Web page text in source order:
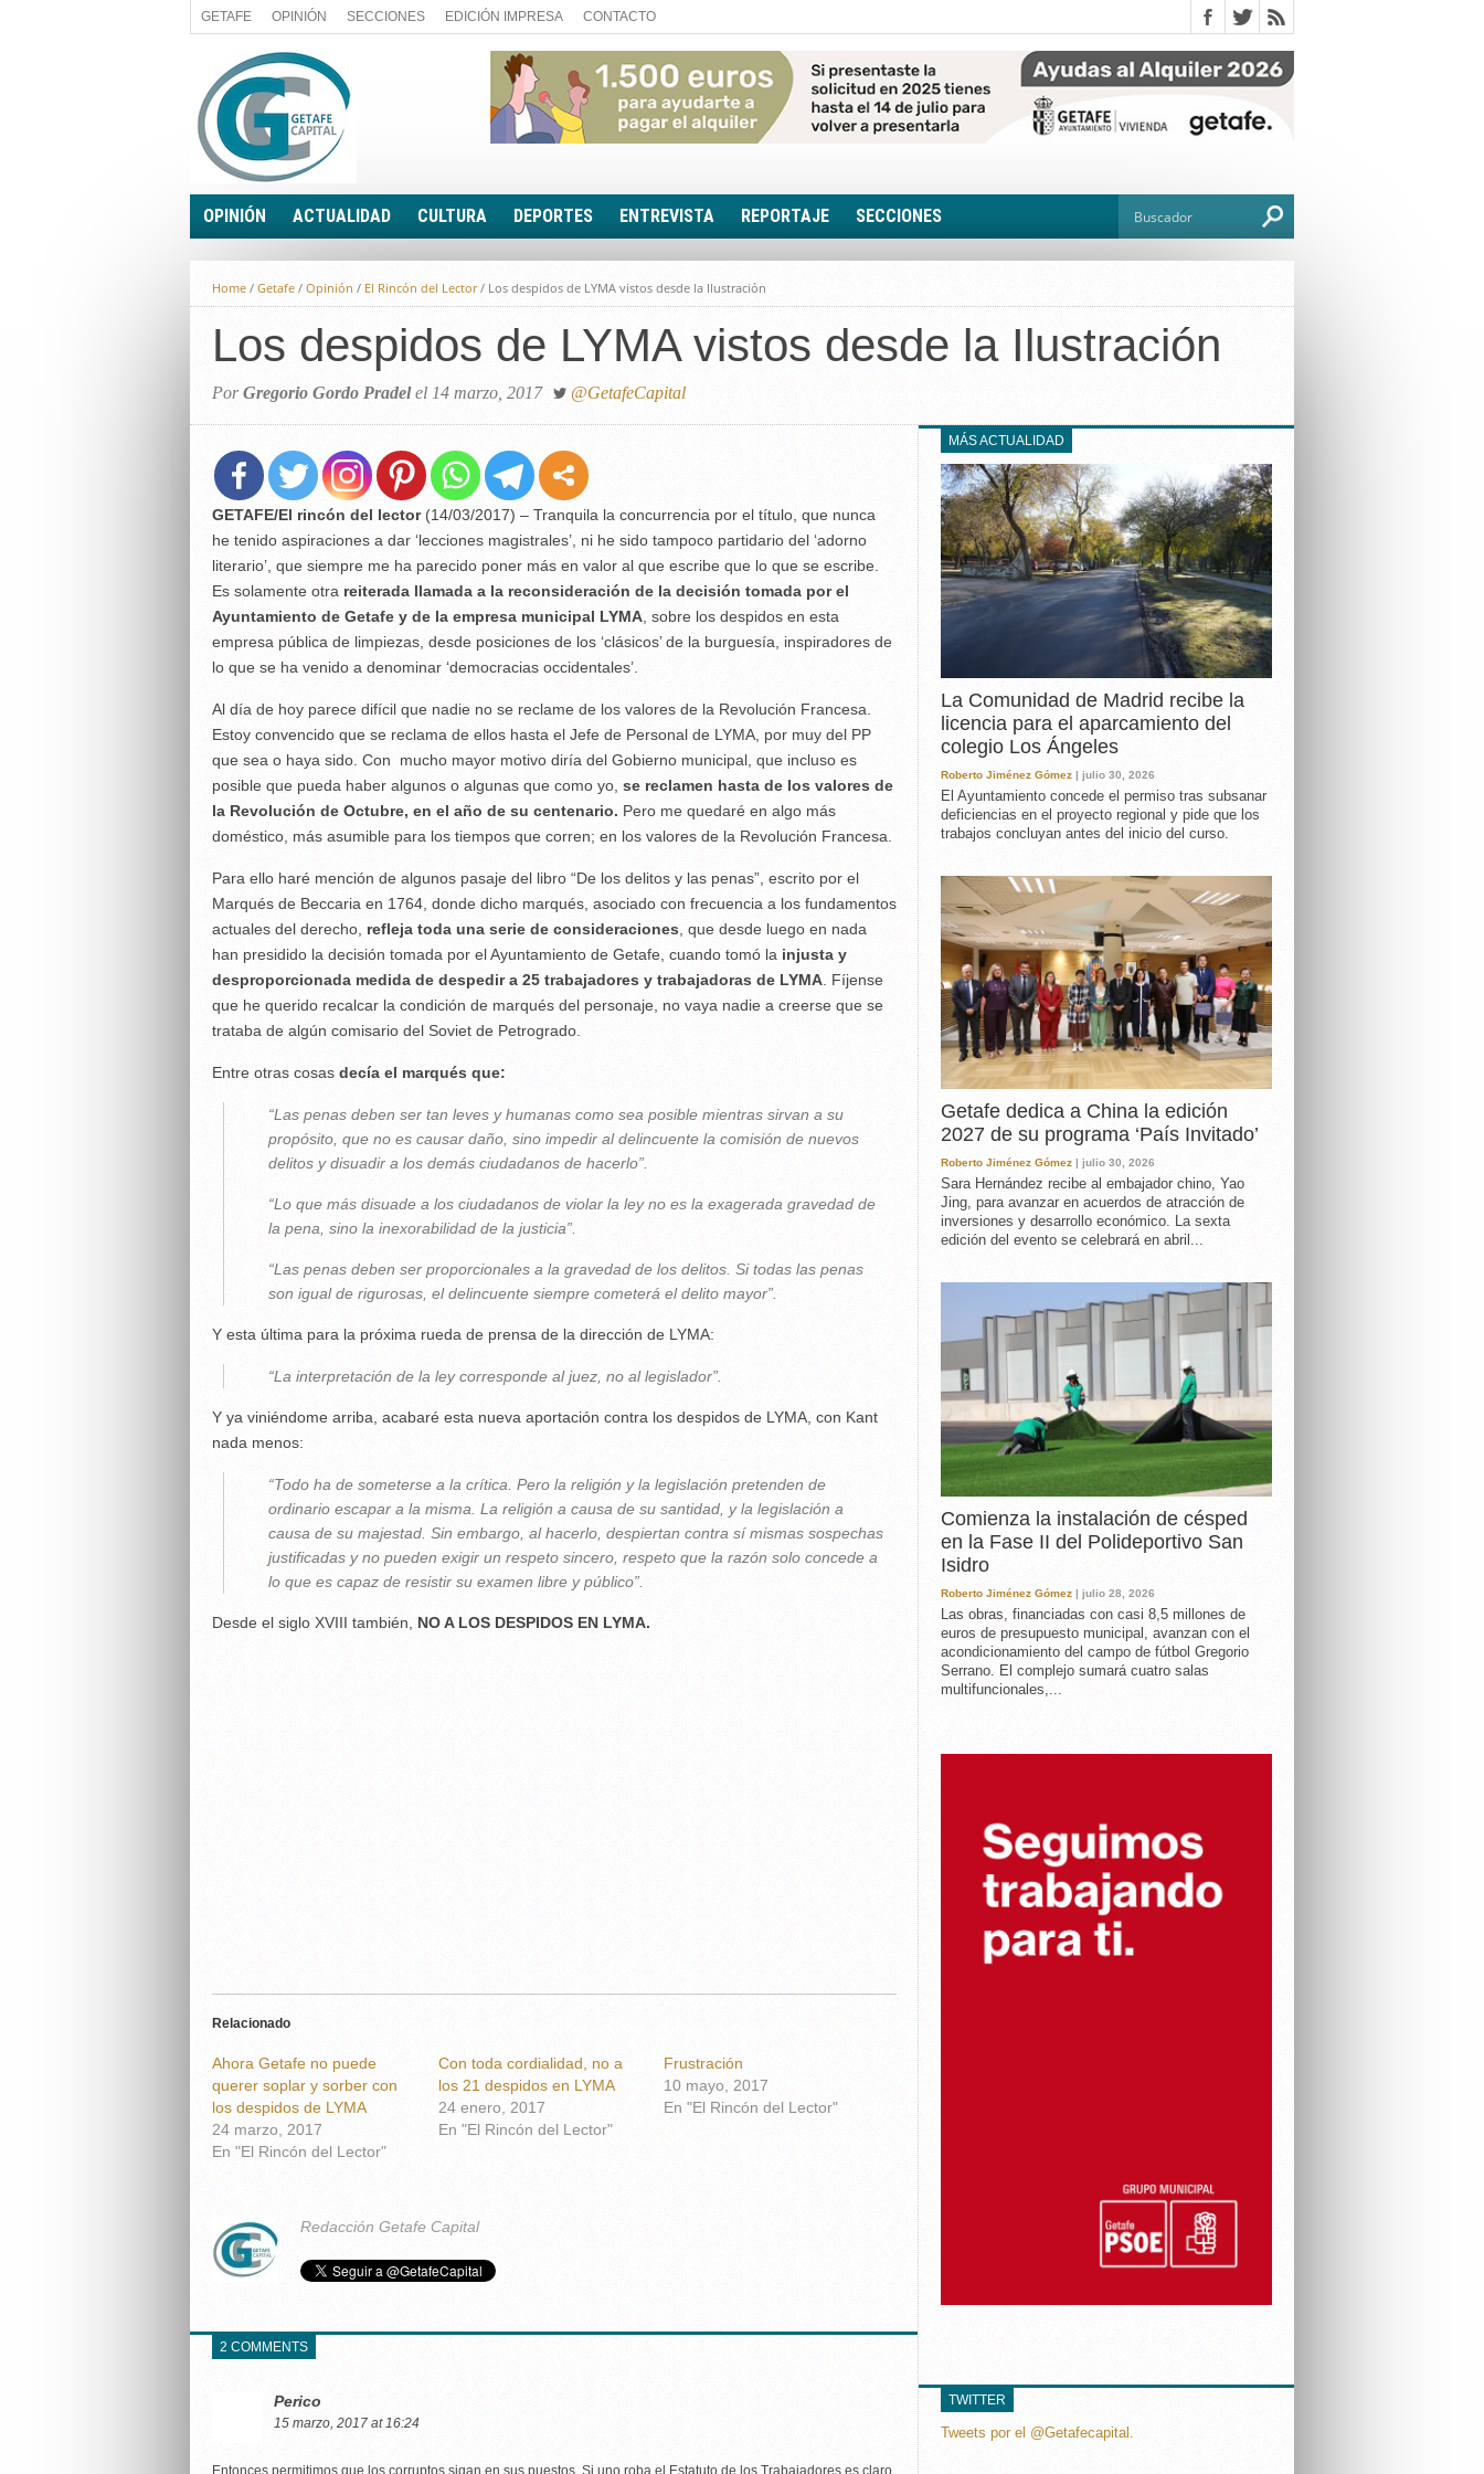
GETAFE OPINIÓN SECCIONES EDICIÓN IMPRESA CONTACTO
OPINIÓN
A FIN DE CUENTAS
PALABRA DE CONCEJAL
LA PIEDRA DE SÍSIFO
EL SACAPUNTAS
TODAS LAS BANDERAS
ROTAS
ACTUALIDAD
POLÍTICA
ECONOMÍA
SOCIEDAD
BREVES
CULTURA DEPORTES ENTREVISTA REPORTAJE SECCIONES
FOTONOTICIA
LOOK TOTAL
RINCÓN PSICOLÓGICO
RUTA DE LA MEMORIA
LA VOZ DE LA
EXPERIENCIA
IN MEMORIAM
MEMORIA RECUPERADA
UN MINUTO EN EL
Home / Getafe / Opinión / El Rincón del Lector/ Los despidos de LYMA vistos desde la Ilustración
Los despidos de LYMA vistos desde la Ilustración
PorGregorio Gordo Pradelel 14 marzo, 2017 @GetafeCapital
GETAFE/El rincón del lector(14/03/2017) – Tranquila la concurrencia por el título, que nunca
he tenido aspiraciones a dar ‘lecciones magistrales’, ni he sido tampoco partidario del ‘adorno
literario’, que siempre me ha parecido poner más en valor al que escribe que lo que se escribe.
Es solamente otra reiterada llamada a la reconsideración de la decisión tomada por el
Ayuntamiento de Getafe y de la empresa municipal LYMA , sobre los despidos en esta
empresa pública de limpiezas, desde posiciones de los ‘clásicos’ de la burguesía, inspiradores de
lo que se ha venido a denominar ‘democracias occidentales’.
Al día de hoy parece difícil que nadie no se reclame de los valores de la Revolución Francesa.
Estoy convencido que se reclama de ellos hasta el Jefe de Personal de LYMA, por muy del PP
que sea o haya sido. Con mucho mayor motivo diría del Gobierno municipal, que incluso es
posible que pueda haber algunos o algunas que como yo, se reclamen hasta de los valores de
la Revolución de Octubre, en el año de su centenario. Pero me quedaré en algo más
doméstico, más asumible para los tiempos que corren; en los valores de la Revolución Francesa.
Para ello haré mención de algunos pasaje del libro “De los delitos y las penas”, escrito por el
Marqués de Beccaria en 1764, donde dicho marqués, asociado con frecuencia a los fundamentos
actuales del derecho, refleja toda una serie de consideraciones , que desde luego en nada
han presidido la decisión tomada por el Ayuntamiento de Getafe, cuando tomó la injusta y
desproporcionada medida de despedir a 25 trabajadores y trabajadoras de LYMA . Fíjense
que he querido recalcar la condición de marqués del personaje, no vaya nadie a creerse que se
trataba de algún comisario del Soviet de Petrogrado.
Entre otras cosas decía el marqués que:
“Las penas deben ser tan leves y humanas como sea posible mientras sirvan a su
propósito, que no es causar daño, sino impedir al delincuente la comisión de nuevos
delitos y disuadir a los demás ciudadanos de hacerlo”.
“Lo que más disuade a los ciudadanos de violar la ley no es la exagerada gravedad de
la pena, sino la inexorabilidad de la justicia”.
“Las penas deben ser proporcionales a la gravedad de los delitos. Si todas las penas
son igual de rigurosas, el delincuente siempre cometerá el delito mayor”.
Y esta última para la próxima rueda de prensa de la dirección de LYMA:
“La interpretación de la ley corresponde al juez, no al legislador”.
Y ya viniéndome arriba, acabaré esta nueva aportación contra los despidos de LYMA, con Kant
nada menos:
“Todo ha de someterse a la crítica. Pero la religión y la legislación pretenden de
ordinario escapar a la misma. La religión a causa de su santidad, y la legislación a
causa de su majestad. Sin embargo, al hacerlo, despiertan contra sí mismas sospechas
justificadas y no pueden exigir un respeto sincero, respeto que la razón solo concede a
lo que es capaz de resistir su examen libre y público”.
Desde el siglo XVIII también, NO A LOS DESPIDOS EN LYMA.
Relacionado
Ahora Getafe no puede
querer soplar y sorber con
los despidos de LYMA
24 marzo, 2017
En "El Rincón del Lector"
Con toda cordialidad, no a
los 21 despidos en LYMA
24 enero, 2017
En "El Rincón del Lector"
Frustración
10 mayo, 2017
En "El Rincón del Lector"
Redacción Getafe Capital
2 COMMENTS
Perico
15 marzo, 2017 at 16:24
Entonces permitimos que los corruptos sigan en sus puestos. Si uno roba el Estatuto de los Trabajadores es claro,
MÁS ACTUALIDAD
La Comunidad de Madrid recibe la
licencia para el aparcamiento del
colegio Los Ángeles
Roberto Jiménez Gómez | julio 30, 2026
El Ayuntamiento concede el permiso tras subsanar
deficiencias en el proyecto regional y pide que los
trabajos concluyan antes del inicio del curso.
Getafe dedica a China la edición
2027 de su programa ‘País Invitado’
Roberto Jiménez Gómez | julio 30, 2026
Sara Hernández recibe al embajador chino, Yao
Jing, para avanzar en acuerdos de atracción de
inversiones y desarrollo económico. La sexta
edición del evento se celebrará en abril...
Comienza la instalación de césped
en la Fase II del Polideportivo San
Isidro
Roberto Jiménez Gómez | julio 28, 2026
Las obras, financiadas con casi 8,5 millones de
euros de presupuesto municipal, avanzan con el
acondicionamiento del campo de fútbol Gregorio
Serrano. El complejo sumará cuatro salas
multifuncionales,...
TWITTER
Tweets por el @Getafecapital.